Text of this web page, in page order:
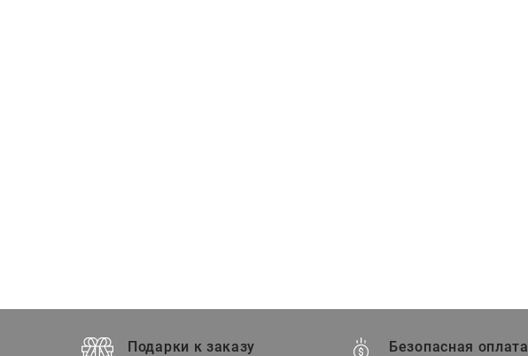
Подарки к заказу Безопасная оплата